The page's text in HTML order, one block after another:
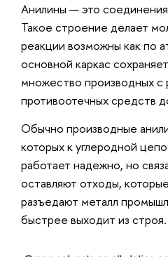
Анилины — это
Такое строение делает
реакции возможны как по
основной каркас
множество производных с
противоотечных средств
Обычно производные
которых к углеродной
работает надежно, но
оставляют отходы,
разъедают металл
быстрее выходит из строя.